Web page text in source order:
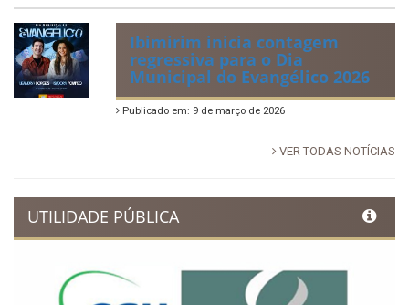
Ibimirim inicia contagem
regressiva para o Dia
Municipal do Evangélico 2026
Publicado em: 9 de março de 2026
VER TODAS NOTÍCIAS
UTILIDADE PÚBLICA